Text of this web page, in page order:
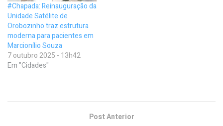
#Chapada: Reinauguração da
Unidade Satélite de
Orobozinho traz estrutura
moderna para pacientes em
Marcionílio Souza
7 outubro 2025 - 13h42
Em "Cidades"
Post Anterior